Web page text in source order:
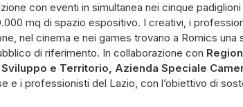
con eventi in simultanea nei cinque
mq di spazio espositivo. I creativi, i
nel cinema e nei games trovano a Romics
di riferimento. In collaborazione con
Sviluppo e Territorio, Azienda Speciale
e i professionisti del Lazio, con l’obiettivo di